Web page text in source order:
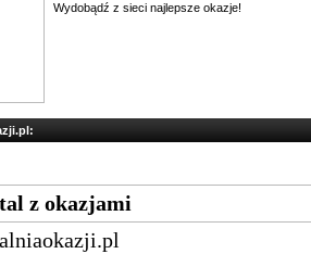
Wydobądź z sieci najlepsze okazje!
z okazjami